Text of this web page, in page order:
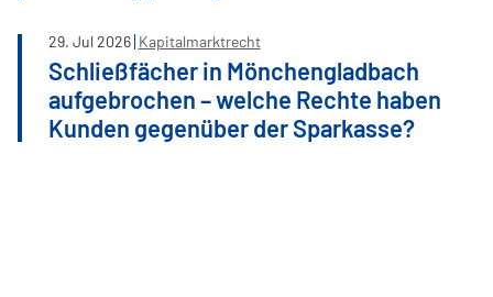
29. Jul 2026 Kapitalmarktrecht
Schließfächer in Mönchengladbach
aufgebrochen – welche Rechte haben
Kunden gegenüber der Sparkasse?